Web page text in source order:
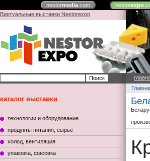
nestormedia.com nestorexpo
Виртуальные выставки Nestorexpo
каталог выставки
технологии и оборудование
продукты питания, сырье
холод, вентиляция
упаковка, фасовка